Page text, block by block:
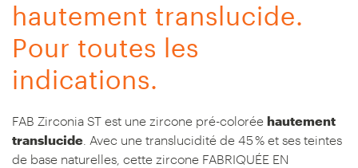
hautement translucide.
Pour toutes les
indications.
FAB Zirconia ST est une zircone pré-colorée hautement
translucide . Avec une translucidité de 45 % et ses teintes
de base naturelles, cette zircone FABRIQUÉE EN